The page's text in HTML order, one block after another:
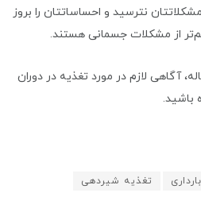
نترسید و احساساتتان را بروز
از مشکلات جسمانی هستند.
آگاهی لازم در مورد تغذیه در دوران
باشید.
تغذیه شیردهی